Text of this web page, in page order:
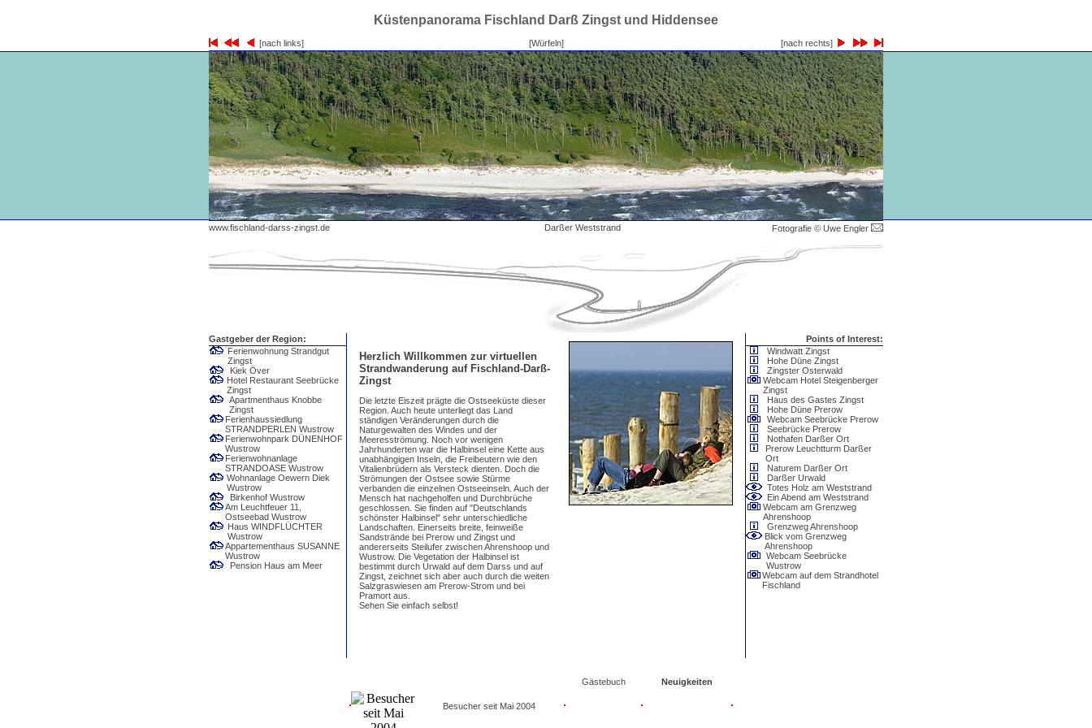
Küstenpanorama Fischland Darß Zingst und Hiddensee
[nach links] [Würfeln] [nach rechts]
www.fischland-darss-zingst.de Darßer Weststrand Fotografie © Uwe Engler
Gastgeber der Region:
Ferienwohnung Strandgut
Zingst
Kiek Över
Hotel Restaurant Seebrücke
Zingst
Apartmenthaus Knobbe
Zingst
Ferienhaussiedlung
STRANDPERLEN Wustrow
Ferienwohnpark DÜNENHOF
Wustrow
Ferienwohnanlage
STRANDOASE Wustrow
Wohnanlage Oewern Diek
Wustrow
Birkenhof Wustrow
Am Leuchtfeuer 11,
Ostseebad Wustrow
Haus WINDFLÜCHTER
Wustrow
Appartementhaus SUSANNE
Wustrow
Pension Haus am Meer
Herzlich Willkommen zur virtuellen
Strandwanderung auf Fischland-Darß-
Zingst
Die letzte Eiszeit prägte die Ostseeküste dieser
Region. Auch heute unterliegt das Land
ständigen Veränderungen durch die
Naturgewalten des Windes und der
Meeresströmung. Noch vor wenigen
Jahrhunderten war die Halbinsel eine Kette aus
unabhängigen Inseln, die Freibeutern wie den
Vitalienbrüdern als Versteck dienten. Doch die
Strömungen der Ostsee sowie Stürme
verbanden die einzelnen Ostseeinseln. Auch der
Mensch hat nachgeholfen und Durchbrüche
geschlossen. Sie finden auf "Deutschlands
schönster Halbinsel" sehr unterschiedliche
Landschaften. Einerseits breite, feinweiße
Sandstrände bei Prerow und Zingst und
andererseits Steilufer zwischen Ahrenshoop und
Wustrow. Die Vegetation der Halbinsel ist
bestimmt durch Urwald auf dem Darss und auf
Zingst, zeichnet sich aber auch durch die weiten
Salzgraswiesen am Prerow-Strom und bei
Pramort aus.
Sehen Sie einfach selbst!
Points of Interest:
Windwatt Zingst
Hohe Düne Zingst
Zingster Osterwald
Webcam Hotel Steigenberger
Zingst
Haus des Gastes Zingst
Hohe Düne Prerow
Webcam Seebrücke Prerow
Seebrücke Prerow
Nothafen Darßer Ort
Prerow Leuchtturm Darßer
Ort
Naturem Darßer Ort
Darßer Urwald
Totes Holz am Weststrand
Ein Abend am Weststrand
Webcam am Grenzweg
Ahrenshoop
Grenzweg Ahrenshoop
Blick vom Grenzweg
Ahrenshoop
Webcam Seebrücke
Wustrow
Webcam auf dem Strandhotel
Fischland
Besucher seit Mai 2004
Gästebuch Neuigkeiten